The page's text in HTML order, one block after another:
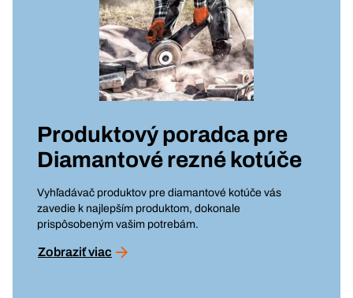
Produktový poradca pre
Diamantové rezné kotúče
Vyhľadávač produktov pre diamantové kotúče vás
zavedie k najlepším produktom, dokonale
prispôsobeným vašim potrebám.
Zobraziť viac